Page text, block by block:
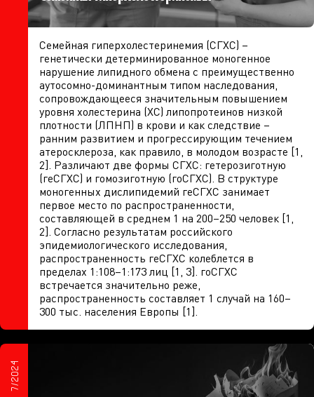
Семейная гиперхолестеринемия (СГХС) –
генетически детерминированное моногенное
нарушение липидного обмена с преимущественно
аутосомно-доминантным типом наследования,
сопровождающееся значительным повышением
уровня холестерина (ХС) липопротеинов низкой
плотности (ЛПНП) в крови и как следствие –
ранним развитием и прогрессирующим течением
атеросклероза, как правило, в молодом возрасте [1,
2]. Различают две формы СГХС: гетерозиготную
(геСГХС) и гомозиготную (гоСГХС). В структуре
моногенных дислипидемий геСГХС занимает
первое место по распространенности,
составляющей в среднем 1 на 200–250 человек [1,
2]. Согласно результатам российского
эпидемиологического исследования,
распространенность геСГХС колеблется в
пределах 1:108–1:173 лиц [1, 3]. гоСГХС
встречается значительно реже,
распространенность составляет 1 случай на 160–
300 тыс. населения Европы [1].
7/2024